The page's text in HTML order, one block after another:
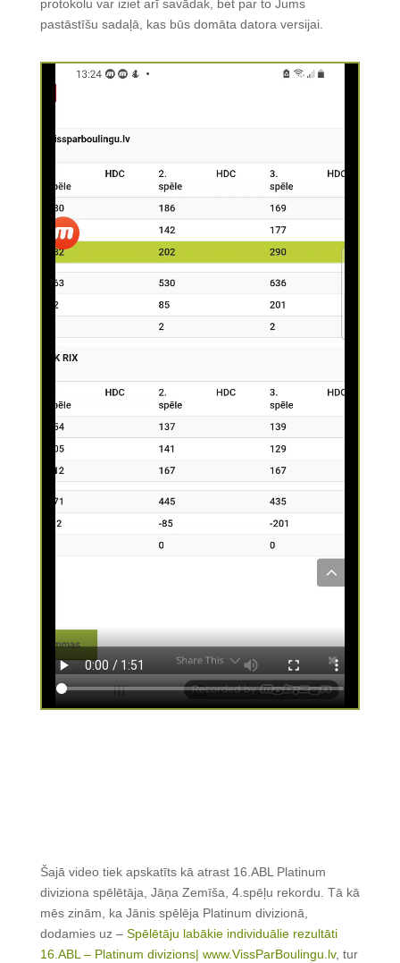
protokolu var iziet arī savādak, bet par to Jums
pastāstīšu sadaļā, kas būs domāta datora versijai.
Šajā video tiek apskatīts kā atrast 16.ABL Platinum
diviziona spēlētāja, Jāņa Zemīša, 4.spēļu rekordu. Tā kā
mēs zinām, ka Jānis spēlēja Platinum divizionā,
dodamies uz – Spēlētāju labākie individuālie rezultāti
16.ABL – Platinum divizions| www.VissParBoulingu.lv, tur